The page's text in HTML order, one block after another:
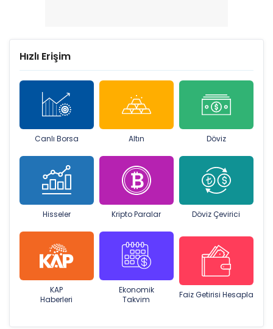
Hızlı Erişim
Canlı Borsa Altın Döviz
Hisseler Kripto Paralar Döviz Çevirici
KAP
Haberleri
Ekonomik
Takvim
Faiz Getirisi Hesapla